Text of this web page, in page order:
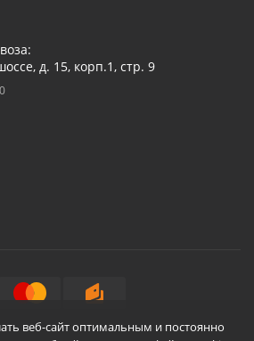
веб-сайт оптимальным и постоянно
д. 15, корп.1, стр. 9